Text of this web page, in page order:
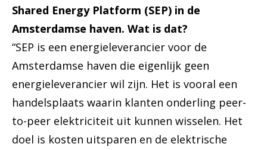
Shared Energy Platform (SEP) in de
Amsterdamse haven. Wat is dat?
“SEP is een energieleverancier voor de
Amsterdamse haven die eigenlijk geen
energieleverancier wil zijn. Het is vooral een
handelsplaats waarin klanten onderling peer-
to-peer elektriciteit uit kunnen wisselen. Het
doel is kosten uitsparen en de elektrische